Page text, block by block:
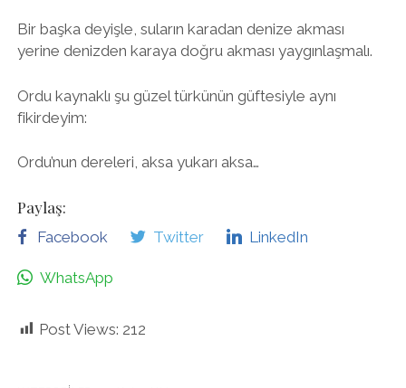
Bir başka deyişle, suların karadan denize akması
yerine denizden karaya doğru akması yaygınlaşmalı.
Ordu kaynaklı şu güzel türkünün güftesiyle aynı
fikirdeyim:
Ordu’nun dereleri, aksa yukarı aksa…
Paylaş:
Facebook Twitter LinkedIn
WhatsApp
Post Views: 212